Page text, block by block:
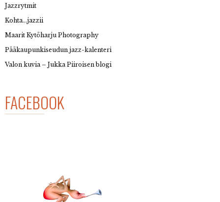
Jazzrytmit
Kohta…jazzii
Maarit Kytöharju Photography
Pääkaupunkiseudun jazz-kalenteri
Valon kuvia – Jukka Piiroisen blogi
FACEBOOK